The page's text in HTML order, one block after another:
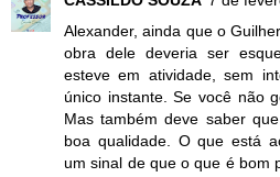
Alexander, ainda que o
obra dele deveria ser
esteve em atividade, sem
único instante. Se você não
Mas também deve saber
boa qualidade. O que está
um sinal de que o que é bom